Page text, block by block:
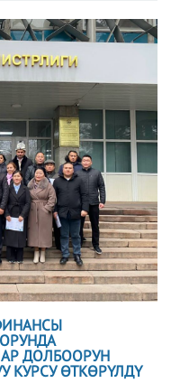
ДОЛБООРУН
КУРСУ ӨТКӨРҮЛДҮ